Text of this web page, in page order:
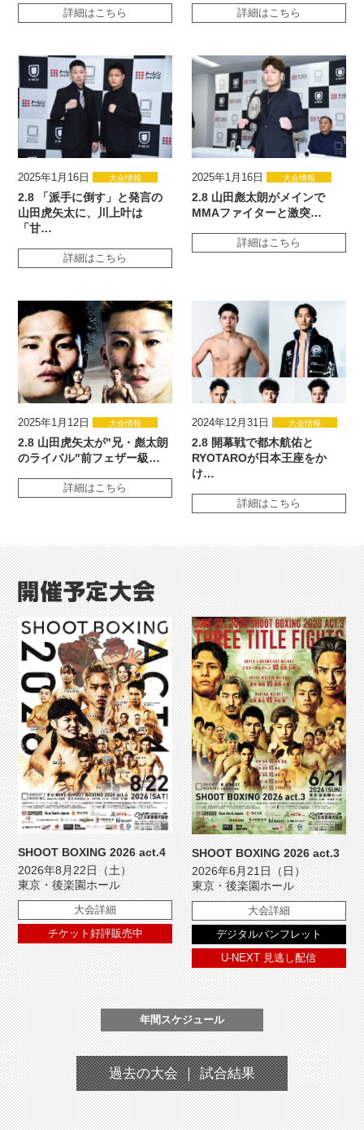
詳細はこちら 詳細はこちら
2025年1月16日 大会情報
2.8 「派手に倒す」と発言の
山田虎矢太に、川上叶は
「甘…
詳細はこちら
2025年1月16日 大会情報
2.8 山田彪太朗がメインで
MMAファイターと激突…
詳細はこちら
2025年1月12日 大会情報
2.8 山田虎矢太が"兄・彪太朗
のライバル"前フェザー級…
詳細はこちら
2024年12月31日 大会情報
2.8 開幕戦で都木航佑と
RYOTAROが日本王座をか
け…
詳細はこちら
SHOOT BOXING 2026 act.4
2026年8月22日（土）
東京・後楽園ホール
大会詳細
チケット好評販売中
SHOOT BOXING 2026 act.3
2026年6月21日（日）
東京・後楽園ホール
大会詳細
デジタルパンフレット
U-NEXT 見逃し配信
年間スケジュール
過去の大会 ｜ 試合結果